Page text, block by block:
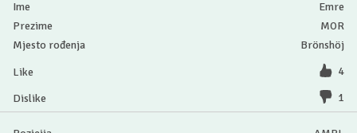
Emre
MOR
Brönshöj
4
1